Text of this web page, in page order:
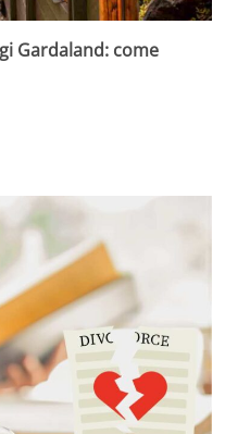
Gardaland: come